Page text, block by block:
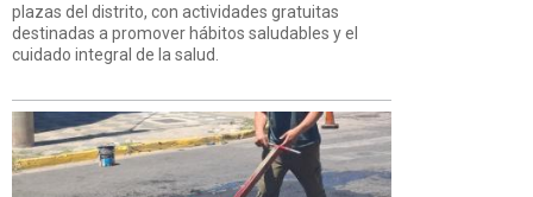
plazas del distrito, con actividades gratuitas
destinadas a promover hábitos saludables y el
cuidado integral de la salud.